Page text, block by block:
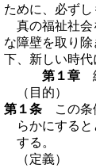
ために、必ず
真の福祉社
な障壁を取り
下、新しい時
第１章
（目的）
第１条 この条
らかにする
する。
（定義）